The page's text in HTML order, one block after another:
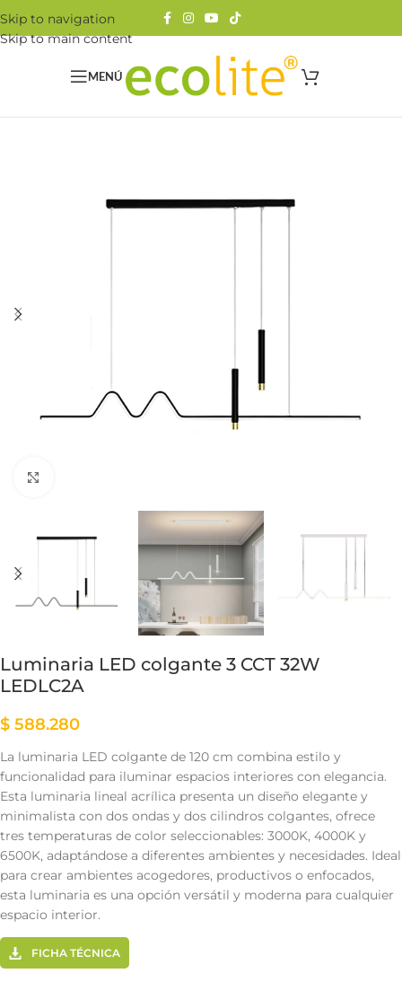
Skip to navigation
Skip to main content
MENÚ
Luminaria LED colgante 3 CCT 32W
LEDLC2A
$ 588.280
La luminaria LED colgante de 120 cm combina estilo y
funcionalidad para iluminar espacios interiores con elegancia.
Esta luminaria lineal acrílica presenta un diseño elegante y
minimalista con dos ondas y dos cilindros colgantes, ofrece
tres temperaturas de color seleccionables: 3000K, 4000K y
6500K, adaptándose a diferentes ambientes y necesidades. Ideal
para crear ambientes acogedores, productivos o enfocados,
esta luminaria es una opción versátil y moderna para cualquier
espacio interior.
FICHA TÉCNICA